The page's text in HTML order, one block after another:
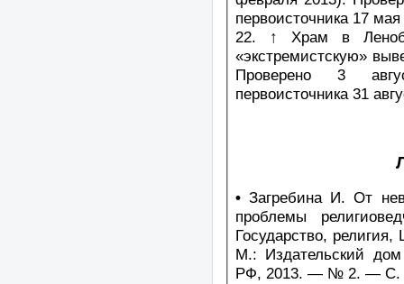
первоисточника 17
22. ↑ Храм в
«экстремистскую»
Проверено 3
первоисточника 31
• Загребина И. От
проблемы
Государство,
М.: Издательский
РФ, 2013. — № 2. — С.